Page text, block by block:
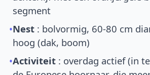
segment
•Nest : bolvormig, 60-80 cm
hoog (dak, boom)
•Activiteit : overdag actief (in